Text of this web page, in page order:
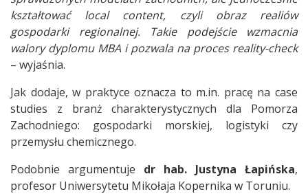
kształtować local content, czyli obraz realiów
gospodarki regionalnej. Takie podejście wzmacnia
walory dyplomu MBA i pozwala na proces reality-check
– wyjaśnia.
Jak dodaje, w praktyce oznacza to m.in. pracę na case
studies z branż charakterystycznych dla Pomorza
Zachodniego: gospodarki morskiej, logistyki czy
przemysłu chemicznego.
Podobnie argumentuje dr hab. Justyna Łapińska,
profesor Uniwersytetu Mikołaja Kopernika w Toruniu.